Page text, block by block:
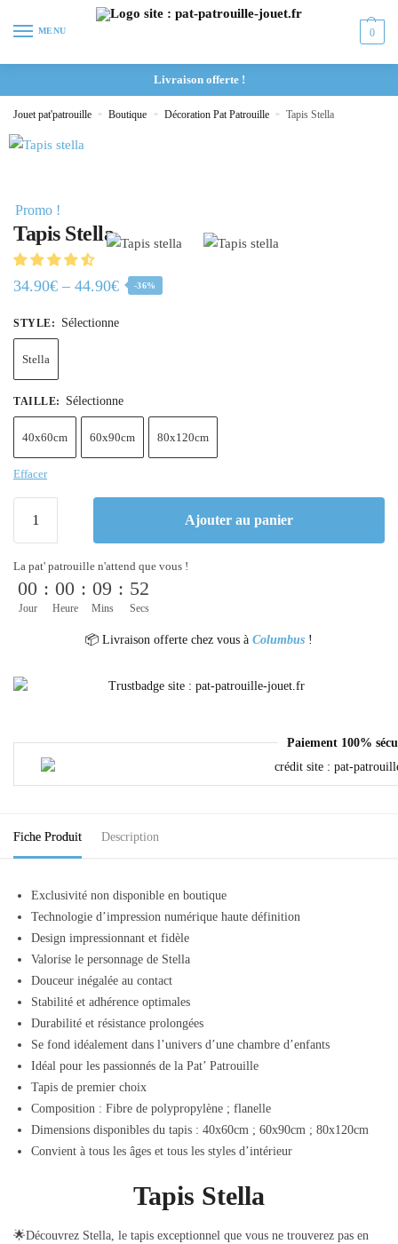
MENU 0
Livraison offerte !
Jouet pat'patrouille » Boutique » Décoration Pat Patrouille » Tapis Stella
Promo !
Tapis Stella
34.90€ – 44.90€ -36%
STYLE: Sélectionne
Stella
TAILLE: Sélectionne
40x60cm 60x90cm 80x120cm
Effacer
Ajouter au panier
La pat' patrouille n'attend que vous !
00
Jour
: 00
Heure
: 09
Mins
: 52
Secs
📦 Livraison offerte chez vous à Columbus !
Paiement 100%
Fiche Produit Description
Exclusivité non disponible en boutique
Technologie d’impression numérique haute définition
Design impressionnant et fidèle
Valorise le personnage de Stella
Douceur inégalée au contact
Stabilité et adhérence optimales
Durabilité et résistance prolongées
Se fond idéalement dans l’univers d’une chambre d’enfants
Idéal pour les passionnés de la Pat’ Patrouille
Tapis de premier choix
Composition : Fibre de polypropylène ; flanelle
Dimensions disponibles du tapis : 40x60cm ; 60x90cm ; 80x120cm
Convient à tous les âges et tous les styles d’intérieur
Tapis Stella
🌟Découvrez Stella, le tapis exceptionnel que vous ne trouverez pas en